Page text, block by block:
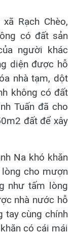
Rạch Chèo,
có đất sản
người khác
diện được hỗ
nhà tạm, dột
không có đất
Tuấn đã cho
đất để xây
Na khó khăn
cho mượn
như tấm lòng
nhà nước hỗ
tay cùng chính
có cái mái